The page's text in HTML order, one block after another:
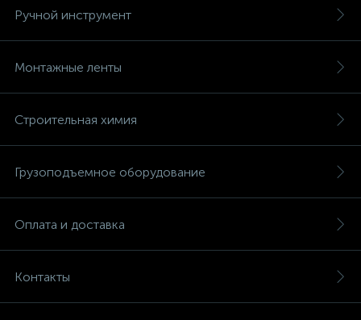
Ручной инструмент
Монтажные ленты
Строительная химия
Грузоподъемное оборудование
Оплата и доставка
Контакты